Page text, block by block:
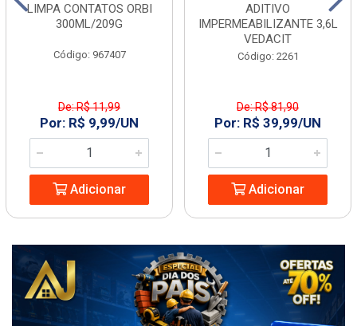
LIMPA CONTATOS ORBI
300ML/209G
Código: 967407
De: R$ 11,99
Por: R$ 9,99/UN
Adicionar
ADITIVO
IMPERMEABILIZANTE 3,6L
VEDACIT
Código: 2261
De: R$ 81,90
Por: R$ 39,99/UN
Adicionar